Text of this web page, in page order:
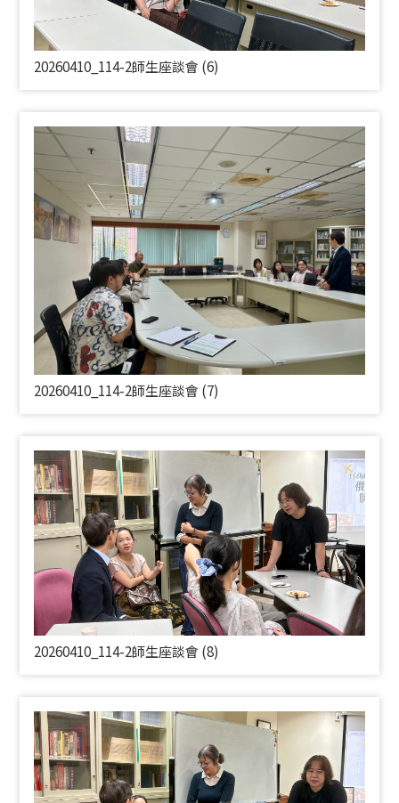
20260410_114-2師生座談會 (6)
20260410_114-2師生座談會 (7)
20260410_114-2師生座談會 (8)